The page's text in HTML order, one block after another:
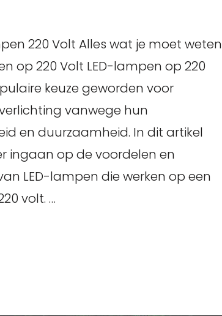
220 Volt Alles wat je moet weten
op 220 Volt LED-lampen op 220
keuze geworden voor
vanwege hun
en duurzaamheid. In dit artikel
ingaan op de voordelen en
LED-lampen die werken op een
volt. …